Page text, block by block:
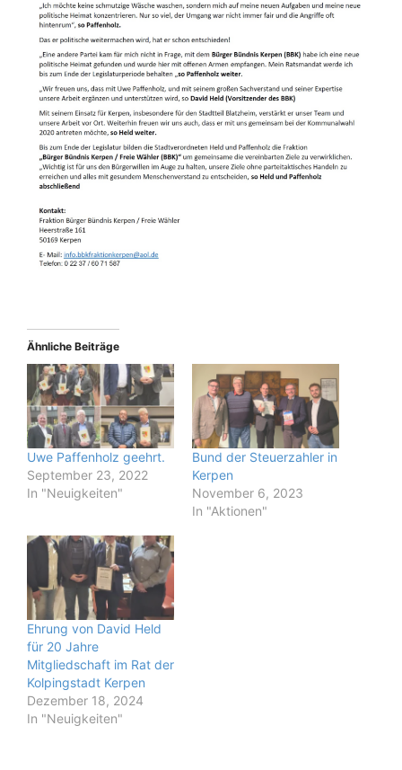
Ähnliche Beiträge
Uwe Paffenholz geehrt.
September 23, 2022
In "Neuigkeiten"
Bund der Steuerzahler in
Kerpen
November 6, 2023
In "Aktionen"
Ehrung von David Held
für 20 Jahre
Mitgliedschaft im Rat der
Kolpingstadt Kerpen
Dezember 18, 2024
In "Neuigkeiten"